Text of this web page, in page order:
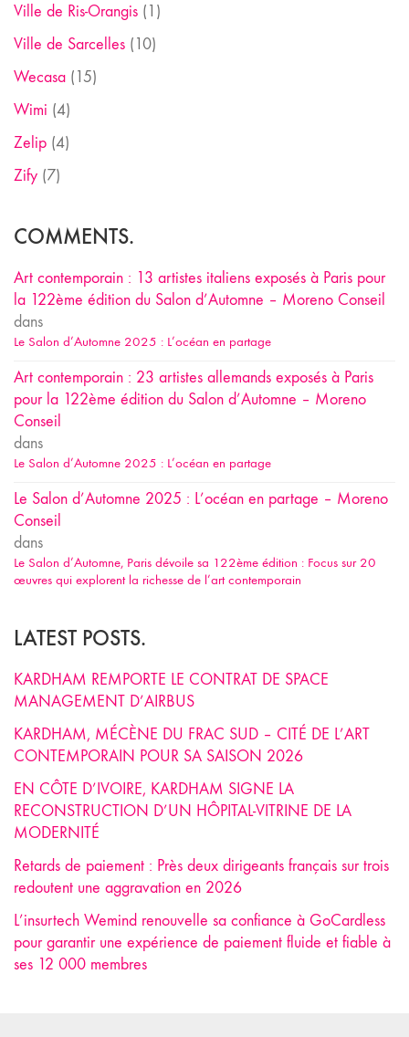
Ville de Ris-Orangis (1)
Ville de Sarcelles (10)
Wecasa (15)
Wimi (4)
Zelip (4)
Zify (7)
COMMENTS.
Art contemporain : 13 artistes italiens exposés à Paris pour
la 122ème édition du Salon d’Automne – Moreno Conseil
dans
Le Salon d’Automne 2025 : L’océan en partage
Art contemporain : 23 artistes allemands exposés à Paris
pour la 122ème édition du Salon d’Automne – Moreno
Conseil
dans
Le Salon d’Automne 2025 : L’océan en partage
Le Salon d’Automne 2025 : L’océan en partage – Moreno
Conseil
dans
Le Salon d’Automne, Paris dévoile sa 122ème édition : Focus sur 20
œuvres qui explorent la richesse de l’art contemporain
LATEST POSTS.
KARDHAM REMPORTE LE CONTRAT DE SPACE
MANAGEMENT D’AIRBUS
KARDHAM, MÉCÈNE DU FRAC SUD – CITÉ DE L’ART
CONTEMPORAIN POUR SA SAISON 2026
EN CÔTE D’IVOIRE, KARDHAM SIGNE LA
RECONSTRUCTION D’UN HÔPITAL-VITRINE DE LA
MODERNITÉ
Retards de paiement : Près deux dirigeants français sur trois
redoutent une aggravation en 2026
L’insurtech Wemind renouvelle sa confiance à GoCardless
pour garantir une expérience de paiement fluide et fiable à
ses 12 000 membres